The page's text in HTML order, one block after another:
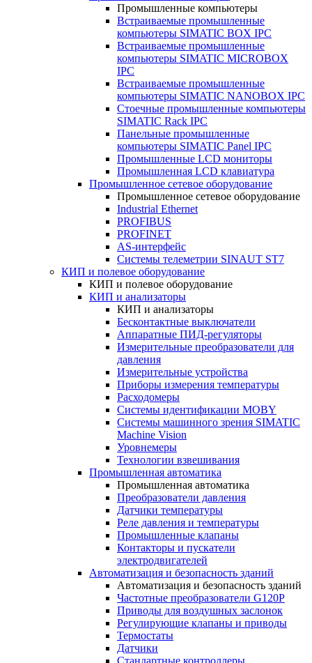
Промышленные компьютеры
Встраиваемые промышленные
компьютеры SIMATIC BOX IPC
Встраиваемые промышленные
компьютеры SIMATIC MICROBOX
IPC
Встраиваемые промышленные
компьютеры SIMATIC NANOBOX IPC
Стоечные промышленные компьютеры
SIMATIC Rack IPC
Панельные промышленные
компьютеры SIMATIC Panel IPC
Промышленные LCD мониторы
Промышленная LCD клавиатура
Промышленное сетевое оборудование
Промышленное сетевое оборудование
Industrial Ethernet
PROFIBUS
PROFINET
AS-интерфейс
Системы телеметрии SINAUT ST7
КИП и полевое оборудование
КИП и полевое оборудование
КИП и анализаторы
КИП и анализаторы
Бесконтактные выключатели
Аппаратные ПИД-регуляторы
Измерительные преобразователи для
давления
Измерительные устройства
Приборы измерения температуры
Расходомеры
Системы идентификации MOBY
Системы машинного зрения SIMATIC
Machine Vision
Уровнемеры
Технологии взвешивания
Промышленная автоматика
Промышленная автоматика
Преобразователи давления
Датчики температуры
Реле давления и температуры
Промышленные клапаны
Контакторы и пускатели
электродвигателей
Автоматизация и безопасность зданий
Автоматизация и безопасность зданий
Частотные преобразователи G120P
Приводы для воздушных заслонок
Регулирующие клапаны и приводы
Термостаты
Датчики
Стандартные контроллеры